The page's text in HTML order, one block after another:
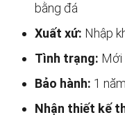
bằng đá
Xuất xứ: Nhập
Tình trạng: Mới
Bảo hành: 1 năm
Nhận thiết kế